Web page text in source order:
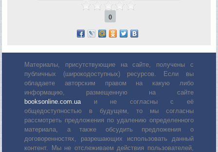
0
Материалы, присутствующие на сайте, получены с
публичных (широкодоступных) ресурсов. Если вы
обладаете авторским правом на какую либо
информацию, размещенную на сайте
booksonline.com.ua и не согласны с её
общедоступностью в будущем, то мы согласны
рассмотреть предложения по удалению определенного
материала, а также обсудить предложения о
договоренностях, разрешающих использовать данный
контент. Мы не отслеживаем действия пользователей,